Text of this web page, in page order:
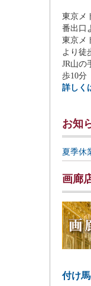
東京メ
番出口
東京メ
より徒
JR山
歩10分
詳しく
お知
夏季休
画廊
付け